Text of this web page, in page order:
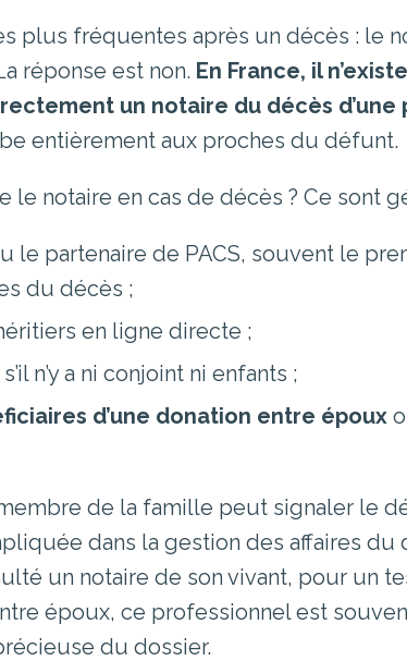
plus fréquentes après un décès : le
réponse est non. En France, il
un notaire du décès d’une
entièrement aux proches du défunt.
le notaire en cas de décès ? Ce sont
le partenaire de PACS, souvent le
du décès ;
en ligne directe ;
n’y a ni conjoint ni enfants ;
d’une donation entre époux
de la famille peut signaler le
dans la gestion des affaires du
un notaire de son vivant, pour un
époux, ce professionnel est
du dossier.